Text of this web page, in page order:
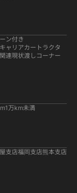
ン付き
キャリアカー トラクタ
連現状渡しコーナー
1万km未満
支店福岡支店熊本支店